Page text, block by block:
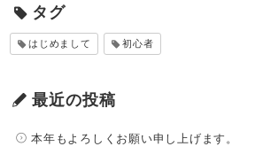
タグ
はじめまして 初心者
最近の投稿
本年もよろしくお願い申し上げます。